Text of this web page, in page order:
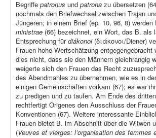
Begriffe patronus und patrona zu übersetzen
nochmals den Briefwechsel zwischen Trajan
Jüngeren; in einem Brief (ep. 10, 96, 8) werden
ministrae (66) bezeichnet, ein Wort, das B. als
Entsprechung fürdiákonoi (διάκονοι/Diener)
Frauen hohe Wertschätzung entgegengebracht
dies nicht, dass sie den Männern gleichrangig
weigerte sich den Frauen das Recht
des Abendmahles zu übernehmen, wie es in
einigen Gemeinschaften vorkam (67); es war
zu predigen und zu taufen. Am Ende des
rechtfertigt Origenes den Ausschluss der
Konventionen (67). Weitere interessante
Frauen bietet B. im Abschnitt über die Witwen
(Veuves et vierges: l’organisation des femmes